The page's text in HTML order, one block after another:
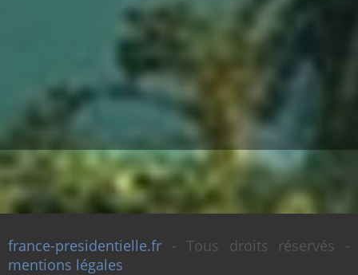
france-presidentielle.fr - Tous droits réservés -
mentions légales